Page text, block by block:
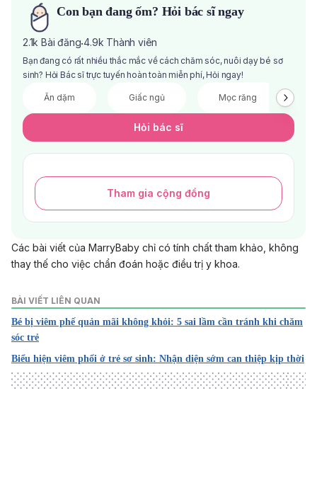
Con bạn đang ốm? Hỏi bác sĩ ngay
2.1k Bài đăng·4.9k Thành viên
Bạn đang có rất nhiều thắc mắc về cách chăm sóc, nuôi dạy bé sơ
sinh? Hỏi Bác sĩ trực tuyến hoàn toàn miễn phí, Hỏi ngay!
Ăn dặm Giấc ngủ Mọc răng
Hỏi bác sĩ
Tham gia cộng đồng
Các bài viết của MarryBaby chỉ có tính chất tham khảo, không
thay thế cho việc chẩn đoán hoặc điều trị y khoa.
BÀI VIẾT LIÊN QUAN
Bé bị viêm phế quản mãi không khỏi: 5 sai lầm cần tránh khi chăm
sóc trẻ
Biểu hiện viêm phổi ở trẻ sơ sinh: Nhận diện sớm can thiệp kịp thời